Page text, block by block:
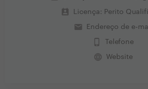
perm_contact_calendar Licença: Perito
email Endereço de e-
phone_iphone Telefone
language Website